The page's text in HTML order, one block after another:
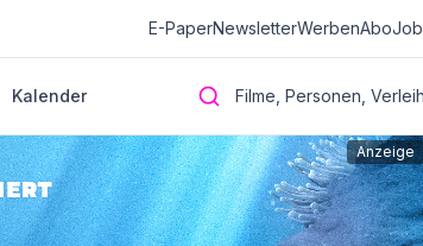
E-PaperNewsletterWerbenAbo
Kalender Filme, Personen,
Anzeige